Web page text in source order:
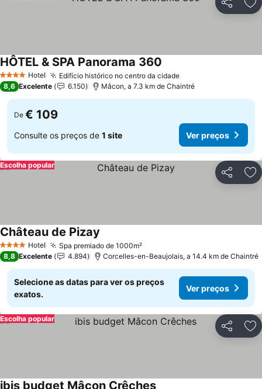
Partilhar
4 EstrelasHotel Edifício histórico no centro da cidade
HÔTEL & SPA Panorama 360
8,6 Excelente 6.150 Mâcon, a 7.3 km de Chaintré
De € 109
Consulte os preços de 1 site Ver preços
Partilhar
Escolha popular
4 EstrelasHotel Spa premiado de 1000m²
Château de Pizay
8,8 Excelente 4.894 Corcelles-en-Beaujolais, a 14.4 km de Chaintré
Selecione as datas para ver os preços
exatos.
Ver preços
Partilhar
Escolha popular
ibis budget Mâcon Crêches